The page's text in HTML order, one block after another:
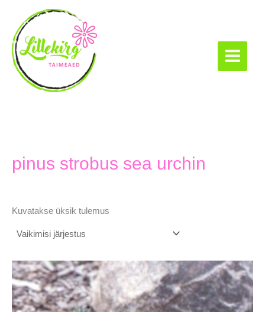
content
pinus strobus sea urchin
Kuvatakse üksik tulemus